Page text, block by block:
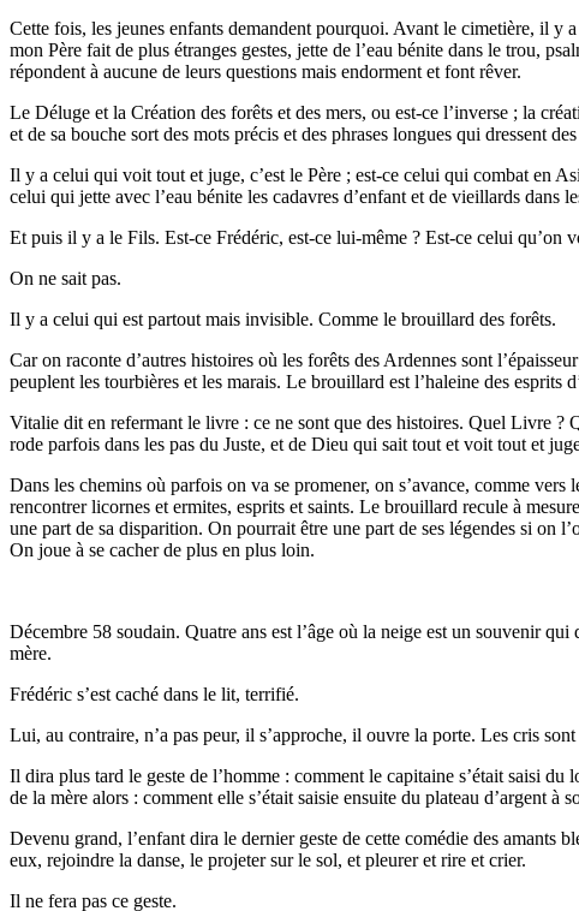
Cette fois, les jeunes enfants demandent pourquoi. Avant le cimetière, il y
mon Père fait de plus étranges gestes, jette de l’eau bénite dans le trou,
répondent à aucune de leurs questions mais endorment et font rêver.
Le Déluge et la Création des forêts et des mers, ou est-ce l’inverse ; la
et de sa bouche sort des mots précis et des phrases longues qui dressent
Il y a celui qui voit tout et juge, c’est le Père ; est-ce celui qui combat en
celui qui jette avec l’eau bénite les cadavres d’enfant et de vieillards
Et puis il y a le Fils. Est-ce Frédéric, est-ce lui-même ? Est-ce celui qu’on
On ne sait pas.
Il y a celui qui est partout mais invisible. Comme le brouillard des forêts.
Car on raconte d’autres histoires où les forêts des Ardennes sont
peuplent les tourbières et les marais. Le brouillard est l’haleine des esprits
Vitalie dit en refermant le livre : ce ne sont que des histoires. Quel Livre ?
rode parfois dans les pas du Juste, et de Dieu qui sait tout et voit tout et
Dans les chemins où parfois on va se promener, on s’avance, comme
rencontrer licornes et ermites, esprits et saints. Le brouillard recule à
une part de sa disparition. On pourrait être une part de ses légendes si on
On joue à se cacher de plus en plus loin.
Décembre 58 soudain. Quatre ans est l’âge où la neige est un souvenir
mère.
Frédéric s’est caché dans le lit, terrifié.
Lui, au contraire, n’a pas peur, il s’approche, il ouvre la porte. Les cris
Il dira plus tard le geste de l’homme : comment le capitaine s’était saisi
de la mère alors : comment elle s’était saisie ensuite du plateau d’argent à
Devenu grand, l’enfant dira le dernier geste de cette comédie des amants
eux, rejoindre la danse, le projeter sur le sol, et pleurer et rire et crier.
Il ne fera pas ce geste.